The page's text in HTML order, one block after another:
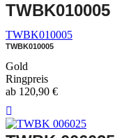
TWBK010005
TWBK010005
TWBK010005
Gold
Ringpreis
ab 120,90 €